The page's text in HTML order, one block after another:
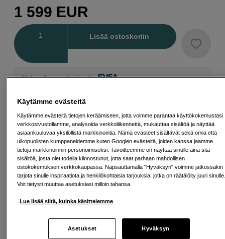
1 599 EUR
Lisää ostoskoriin
Maksa Svea-erämaksulla
19,07 %
Lainaaminen maksaa! Jos et pysty maksamaan velkaa ajoissa, saatat
saada maksuhäiriömerkinnän. Se voi vaikeuttaa asunnon vuokraamista,
liittymien tekemistä ja uusien lainojen saamista. Apua saat kuntasi talous- ja
velkaneuvonnasta. Yhteystiedot löydät sivulta kkv.fi (avautuu uuteen
välilehteen)
Ilmainen toimitus yli 200 EUR ostoksille
Osta nyt ja maksa myöhemmin
Käytämme evästeitä
Käytämme evästeitä tietojen keräämiseen, jotta voimme parantaa käyttökokemustasi
verkkosivustollamme, analysoida verkkoliikennettä, mukauttaa sisältöä ja näyttää
asiaankuuluvaa yksilöllistä markkinointia. Nämä evästeet sisältävät sekä omia että
ulkopuolisten kumppaneidemme kuten Googlen evästeitä, joiden kanssa jaamme
tietoja markkinoinnin personoimiseksi. Tavoitteemme on näyttää sinulle aina sitä
sisältöä, josta olet todella kiinnostunut, jotta saat parhaan mahdollisen
ostokokemuksen verkkokaupassa. Napsauttamalla "Hyväksyn" voimme jatkossakin
tarjota sinulle inspiraatiota ja henkilökohtaisia tarjouksia, jotka on räätälöity juuri
Voit tietysti muuttaa asetuksiasi milloin tahansa.
Lue lisää siitä, kuinka käsittelemme
Asetukset Hyväksyn